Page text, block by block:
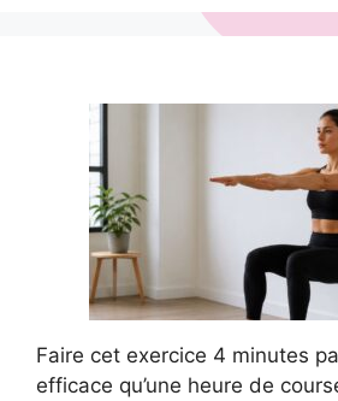
Faire cet exercice 4 minutes
efficace qu’une heure de